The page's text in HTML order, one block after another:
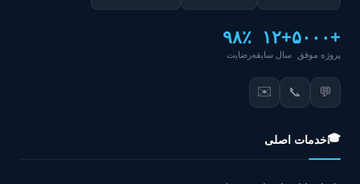
+۵۰۰۰
پروژه موفق
+۱۲
سال سابقه
۹۸٪
رضایت
💬
📞
✉️
🎓خدمات اصلی